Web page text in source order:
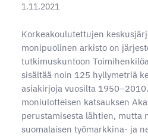
1.11.2021
Korkeakoulutettujen
monipuolinen arkisto on
tutkimuskuntoon
sisältää noin 125 hyllymetriä
asiakirjoja vuosilta
moniulotteisen katsauksen
perustamisesta lähtien, mutta
suomalaisen työmarkkina- ja